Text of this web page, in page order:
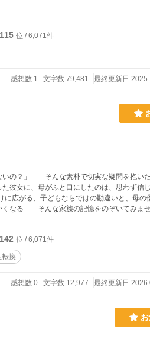
115 位 / 6,071件
感想数 1 文字数 79,481 最終更新日
いの？」――そんな素朴で切実な疑問を抱い
彼女に、母がふと口にしたのは、思わず信
に広がる、子どもならではの勘違いと、母
なる――そんな家族の記憶をのぞいてみま
142 位 / 6,071件
転換
感想数 0 文字数 12,977 最終更新日